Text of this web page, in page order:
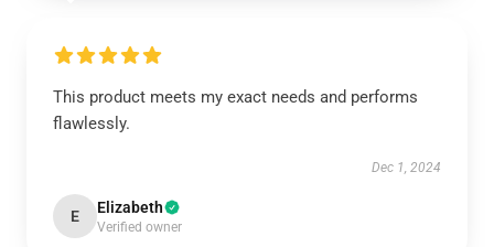
This product meets my exact needs and performs
flawlessly.
Dec 1, 2024
E Elizabeth
Verified owner